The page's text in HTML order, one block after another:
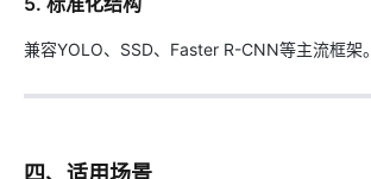
兼容YOLO、SSD、Faster R-CNN等主流框架。